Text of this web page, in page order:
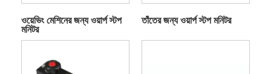
ওয়েভিং মেশিনের জন্য ওয়ার্প স্টপ
মনিটর
তাঁতের জন্য ওয়ার্প স্টপ মনিটর